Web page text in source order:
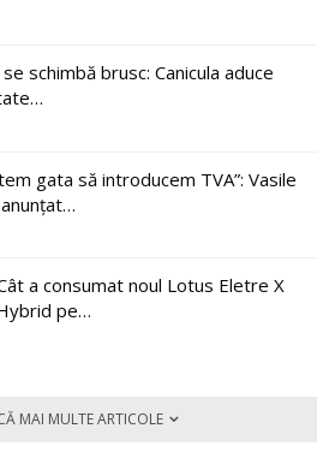
schimbă brusc: Canicula aduce
gata să introducem TVA”: Vasile
a consumat noul Lotus Eletre X
pe…
MAI MULTE ARTICOLE